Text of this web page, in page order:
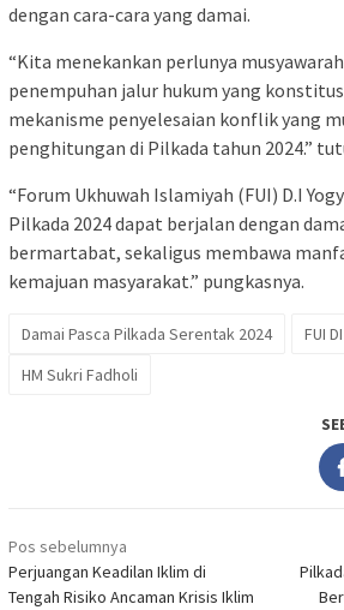
dengan cara-cara yang damai.
“Kita menekankan perlunya
penempuhan jalur hukum yang
mekanisme penyelesaian konflik yang
penghitungan di Pilkada tahun 2024.”
“Forum Ukhuwah Islamiyah (FUI) D.I
Pilkada 2024 dapat berjalan dengan
bermartabat, sekaligus membawa
kemajuan masyarakat.” pungkasnya.
Damai Pasca Pilkada Serentak 2024
FUI
HM Sukri Fadholi
Navigasi
pos
Pos sebelumnya
Perjuangan Keadilan Iklim di
Tengah Risiko Ancaman Krisis Iklim